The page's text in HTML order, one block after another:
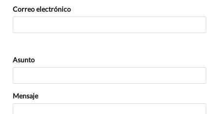
Correo electrónico
Asunto
Mensaje